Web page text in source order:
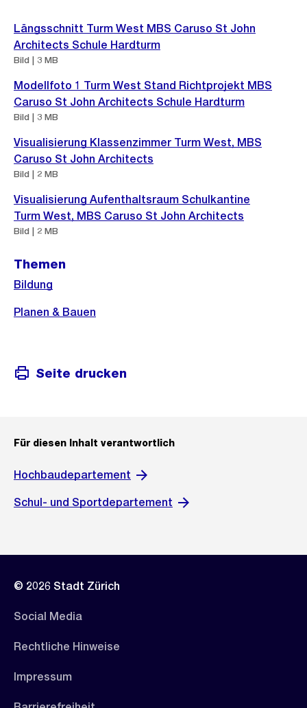
Weitere
Informationen
Längsschnitt Turm West MBS Caruso St John
Architects Schule Hardturm
Bild | 3 MB
Modellfoto 1 Turm West Stand Richtprojekt MBS
Caruso St John Architects Schule Hardturm
Bild | 3 MB
Visualisierung Klassenzimmer Turm West, MBS
Caruso St John Architects
Bild | 2 MB
Visualisierung Aufenthaltsraum Schulkantine
Turm West, MBS Caruso St John Architects
Bild | 2 MB
Themen
Bildung
Planen & Bauen
Seite drucken
Für diesen Inhalt verantwortlich
Hochbaudepartement
Schul- und Sportdepartement
© 2026 Stadt Zürich
Social Media
Rechtliche Hinweise
Impressum